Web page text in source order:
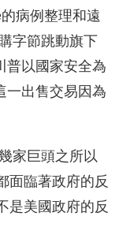
病例整理和遠
字節跳動旗下
普以國家安全為
一出售交易因為
家巨頭之所以
面臨著政府的反
是美國政府的反